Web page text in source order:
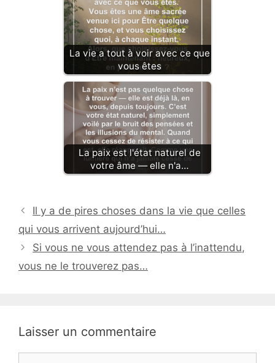
La vie a tout à voir avec ce que
vous êtes
La paix est l'état naturel de
votre âme — elle n'a…
Il y a de pires choses dans la vie que celles
qui vous arrivent aujourd’hui…
Si vous ne vous attendez pas à l’inattendu,
vous ne le trouverez pas…
Laisser un commentaire